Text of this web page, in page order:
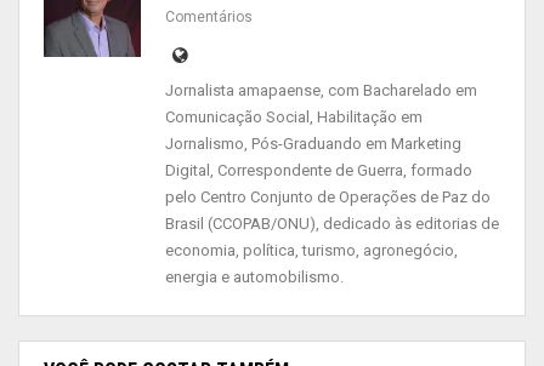
compartilhado de forma simples e clara, para que
a onda de negacionismo seja superada de forma
consciente”, diz o professor Daniel.
Para o pesquisador, a questão passa
necessariamente, pela velha questão das
compensações. “Tem aspectos culturais que
precisam ser levados em consideração, como o
Comentários
Jornalista amapaense, com Bacharelado em
Comunicação Social, Habilitação em
Jornalismo, Pós-Graduando em Marketing
Digital, Correspondente de Guerra, formado
pelo Centro Conjunto de Operações de Paz do
Brasil (CCOPAB/ONU), dedicado às editorias de
economia, política, turismo, agronegócio,
energia e automobilismo.